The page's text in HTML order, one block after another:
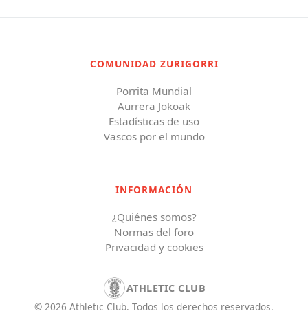
COMUNIDAD ZURIGORRI
Porrita Mundial
Aurrera Jokoak
Estadísticas de uso
Vascos por el mundo
INFORMACIÓN
¿Quiénes somos?
Normas del foro
Privacidad y cookies
ATHLETIC CLUB
© 2026 Athletic Club. Todos los derechos reservados.